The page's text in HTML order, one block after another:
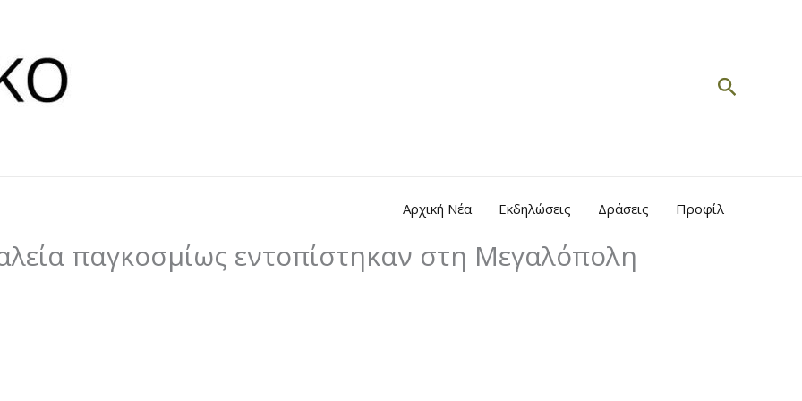
Search
Αρχική Νέα Εκδηλώσεις Δράσεις Προφίλ
παγκοσμίως εντοπίστηκαν στη Μεγαλόπολη